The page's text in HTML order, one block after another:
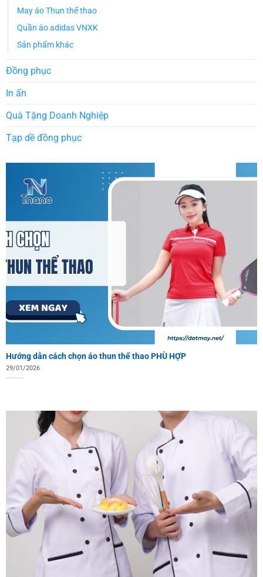
May áo Thun thể thao
Quần áo adidas VNXK
Sản phẩm khác
Đồng phục
In ấn
Quà Tặng Doanh Nghiệp
Tạp dề đồng phục
Hướng dẫn cách chọn áo thun thể thao PHÙ HỢP
29/01/2026